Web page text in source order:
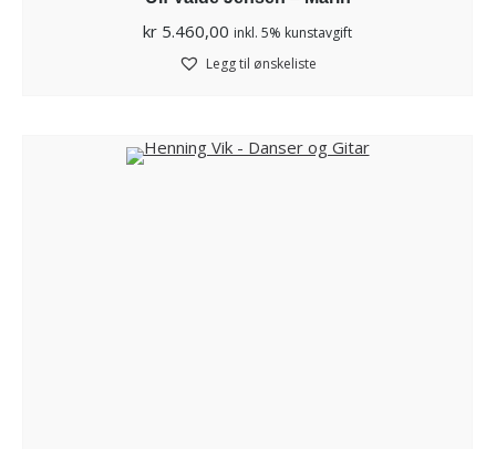
kr 5.460,00 inkl. 5% kunstavgift
Legg til ønskeliste